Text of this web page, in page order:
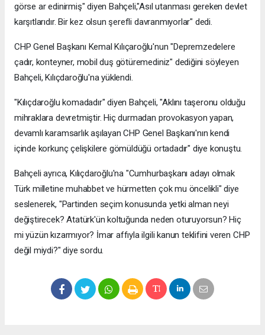
görse ar edinirmiş" diyen Bahçeli,"Asıl utanması gereken devlet
karşıtlarıdır. Bir kez olsun şerefli davranmıyorlar" dedi.
CHP Genel Başkanı Kemal Kılıçaroğlu'nun "Depremzedelere
çadır, konteyner, mobil duş götüremediniz" dediğini söyleyen
Bahçeli, Kılıçdaroğlu'na yüklendi.
"Kılıçdaroğlu komadadır" diyen Bahçeli, "Aklını taşeronu olduğu
mihraklara devretmiştir. Hiç durmadan provokasyon yapan,
devamlı karamsarlık aşılayan CHP Genel Başkanı'nın kendi
içinde korkunç çelişkilere gömüldüğü ortadadır" diye konuştu.
Bahçeli ayrıca, Kılıçdaroğlu'na "Cumhurbaşkanı adayı olmak
Türk milletine muhabbet ve hürmetten çok mu öncelikli" diye
seslenerek, "Partinden seçim konusunda yetki alman neyi
değiştirecek? Atatürk'ün koltuğunda neden oturuyorsun? Hiç
mi yüzün kızarmıyor? İmar affıyla ilgili kanun teklifini veren CHP
değil miydi?" diye sordu.